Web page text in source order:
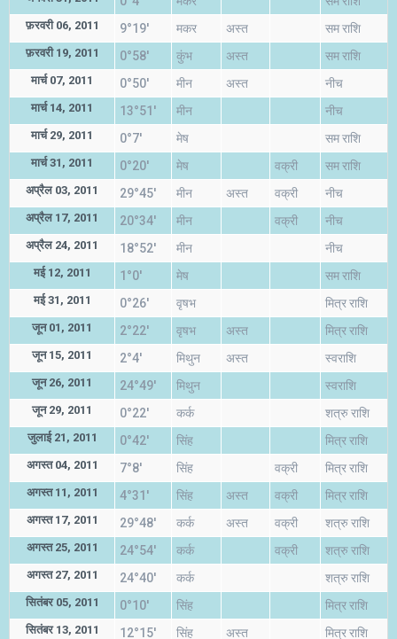
फ़रवरी 06, 2011 9°19' मकर अस्त सम राशि
फ़रवरी 19, 2011 0°58' कुंभ अस्त सम राशि
मार्च 07, 2011 0°50' मीन अस्त नीच
मार्च 14, 2011 13°51' मीन नीच
मार्च 29, 2011 0°7' मेष सम राशि
मार्च 31, 2011 0°20' मेष वक्री सम राशि
अप्रैल 03, 2011 29°45' मीन अस्त वक्री नीच
अप्रैल 17, 2011 20°34' मीन वक्री नीच
अप्रैल 24, 2011 18°52' मीन नीच
मई 12, 2011 1°0' मेष सम राशि
मई 31, 2011 0°26' वृषभ मित्र राशि
जून 01, 2011 2°22' वृषभ अस्त मित्र राशि
जून 15, 2011 2°4' मिथुन अस्त स्वराशि
जून 26, 2011 24°49' मिथुन स्वराशि
जून 29, 2011 0°22' कर्क शत्रु राशि
जुलाई 21, 2011 0°42' सिंह मित्र राशि
अगस्त 04, 2011 7°8' सिंह वक्री मित्र राशि
अगस्त 11, 2011 4°31' सिंह अस्त वक्री मित्र राशि
अगस्त 17, 2011 29°48' कर्क अस्त वक्री शत्रु राशि
अगस्त 25, 2011 24°54' कर्क वक्री शत्रु राशि
अगस्त 27, 2011 24°40' कर्क शत्रु राशि
सितंबर 05, 2011 0°10' सिंह मित्र राशि
सितंबर 13, 2011 12°15' सिंह अस्त मित्र राशि